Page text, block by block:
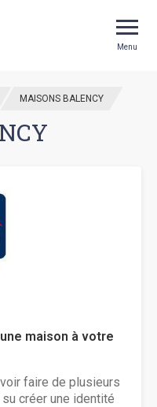
Menu
MAISONS BALENCY
maison à votre
faire de plusieurs
créer une identité